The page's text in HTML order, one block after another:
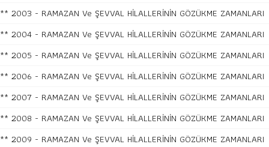
** 2003 - RAMAZAN Ve ŞEVVAL HİLALLERİNİN GÖZÜKME ZAMANLARI
** 2004 - RAMAZAN Ve ŞEVVAL HİLALLERİNİN GÖZÜKME ZAMANLARI
** 2005 - RAMAZAN Ve ŞEVVAL HİLALLERİNİN GÖZÜKME ZAMANLARI
** 2006 - RAMAZAN Ve ŞEVVAL HİLALLERİNİN GÖZÜKME ZAMANLARI
** 2007 - RAMAZAN Ve ŞEVVAL HİLALLERİNİN GÖZÜKME ZAMANLARI
** 2008 - RAMAZAN Ve ŞEVVAL HİLALLERİNİN GÖZÜKME ZAMANLARI
** 2009 - RAMAZAN Ve ŞEVVAL HİLALLERİNİN GÖZÜKME ZAMANLARI